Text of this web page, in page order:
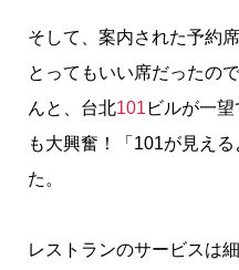
そして、案内された予約
とってもいい席だったの
んと、台北101 ビルが一
も大興奮！「101が見え
た。
レストランのサービスは